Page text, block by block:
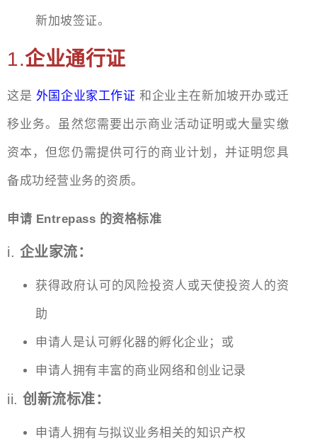
新加坡签证。
1.企业通行证
这是 外国企业家工作证 和企业主在新加坡开办或迁
移业务。虽然您需要出示商业活动证明或大量实缴
资本，但您仍需提供可行的商业计划，并证明您具
备成功经营业务的资质。
申请 Entrepass 的资格标准
i. 企业家流：
获得政府认可的风险投资人或天使投资人的资
助
申请人是认可孵化器的孵化企业；或
申请人拥有丰富的商业网络和创业记录
ii. 创新流标准：
申请人拥有与拟议业务相关的知识产权